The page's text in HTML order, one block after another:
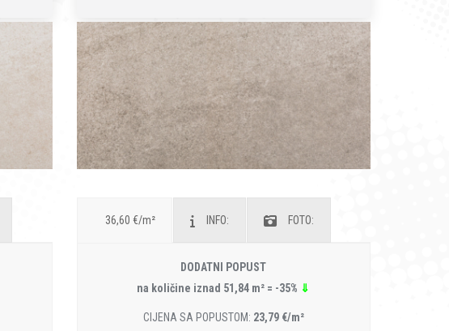
36,60 €/m² INFO: FOTO:
DODATNI POPUST
na količine iznad 51,84 m² = -35% ⇓
CIJENA SA POPUSTOM: 23,79 €/m²